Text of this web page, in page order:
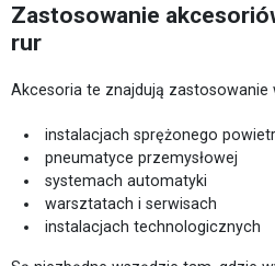
Zastosowanie
rur
Akcesoria te znajdują zastosowanie
instalacjach sprężonego
pneumatyce przemysłowej
systemach automatyki
warsztatach i serwisach
instalacjach technologicznych